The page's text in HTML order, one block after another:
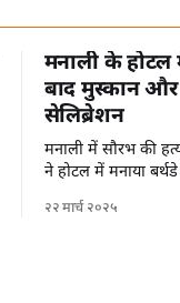
मनाली के होटल
बाद मुस्कान और
सेलिब्रेशन
मनाली में सौरभ की
ने होटल में मनाया
जानकारी।
२२ मार्च २०२५